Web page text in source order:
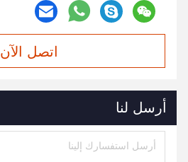
اتصل الآن
أرسل لنا